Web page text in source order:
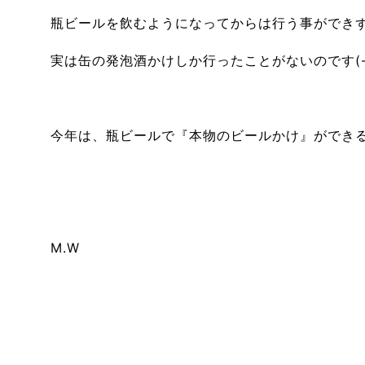
瓶ビールを飲むようになってからは行う事ができず
実は缶の発泡酒かけしか行ったことがないのです
今年は、瓶ビールで『本物のビールかけ』ができ
M.W